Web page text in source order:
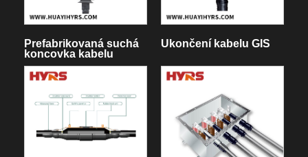
Prefabrikovaná suchá
koncovka kabelu
Ukončení kabelu GIS